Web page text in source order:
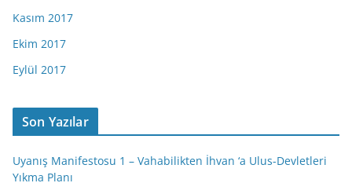
Kasım 2017
Ekim 2017
Eylül 2017
Son Yazılar
Uyanış Manifestosu 1 – Vahabilikten İhvan ‘a Ulus-Devletleri
Yıkma Planı